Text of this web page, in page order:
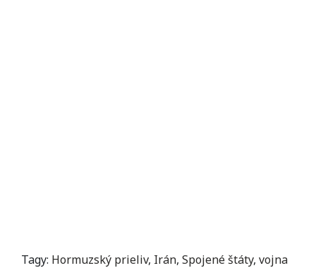
Tagy: Hormuzský prieliv, Irán, Spojené štáty, vojna